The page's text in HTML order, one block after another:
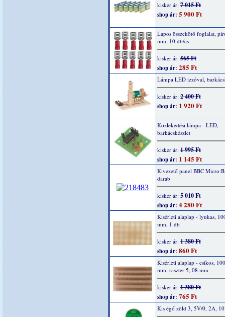
kisker ár: 7 015 Ft
shop ár: 5 900 Ft
Lapos összekötő foglalat,
mm, 10 db/cs
kisker ár: 565 Ft
shop ár: 285 Ft
Lámpa LED izzóval,
kisker ár: 2 400 Ft
shop ár: 1 920 Ft
Közlekedési lámpa - LED,
barkácskészlet
kisker ár: 1 995 Ft
shop ár: 1 145 Ft
Kivezető panel BBC
darab
kisker ár: 5 010 Ft
shop ár: 4 280 Ft
Kisérleti alaplap - lyukas,
mm, 1 db
kisker ár: 1 380 Ft
shop ár: 860 Ft
Kisérleti alaplap - csíkos,
mm, raszter 5, 08 mm
kisker ár: 1 380 Ft
shop ár: 765 Ft
Kis égő zöld 3, 5V/0, 2A,